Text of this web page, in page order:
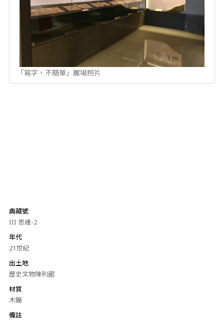
「寫字，不簡單」展場照片
典藏號
III 思維-2
年代
21世紀
出土地
歷史文物陳列館
材質
木簡
備註